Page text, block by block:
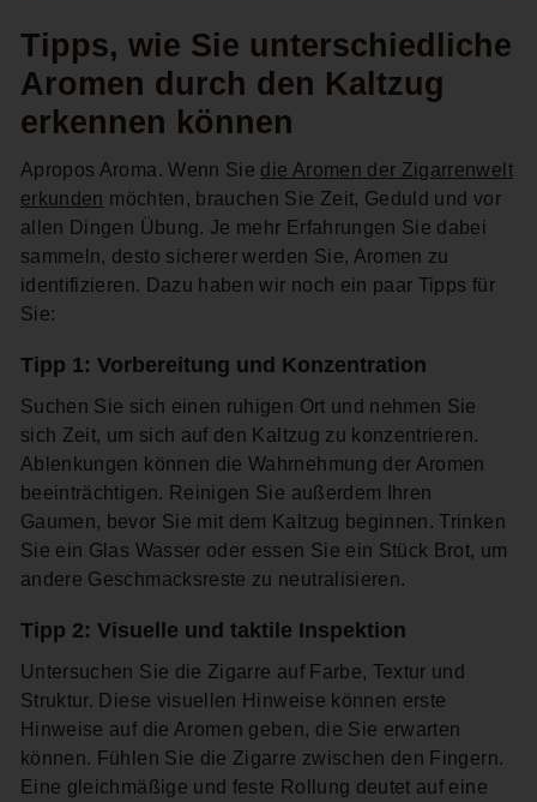
Tipps, wie Sie unterschiedliche
Aromen durch den Kaltzug
erkennen können
Apropos Aroma. Wenn Sie die Aromen der Zigarrenwelt
erkunden möchten, brauchen Sie Zeit, Geduld und vor
allen Dingen Übung. Je mehr Erfahrungen Sie dabei
sammeln, desto sicherer werden Sie, Aromen zu
identifizieren. Dazu haben wir noch ein paar Tipps für
Sie:
Tipp 1: Vorbereitung und Konzentration
Suchen Sie sich einen ruhigen Ort und nehmen Sie
sich Zeit, um sich auf den Kaltzug zu konzentrieren.
Ablenkungen können die Wahrnehmung der Aromen
beeinträchtigen. Reinigen Sie außerdem Ihren
Gaumen, bevor Sie mit dem Kaltzug beginnen. Trinken
Sie ein Glas Wasser oder essen Sie ein Stück Brot, um
andere Geschmacksreste zu neutralisieren.
Tipp 2: Visuelle und taktile Inspektion
Untersuchen Sie die Zigarre auf Farbe, Textur und
Struktur. Diese visuellen Hinweise können erste
Hinweise auf die Aromen geben, die Sie erwarten
können. Fühlen Sie die Zigarre zwischen den Fingern.
Eine gleichmäßige und feste Rollung deutet auf eine